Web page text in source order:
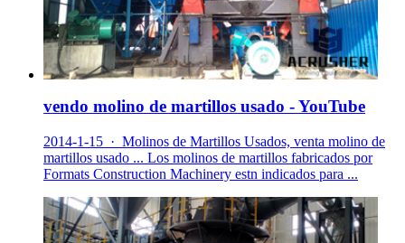
vendo molino de martillos usado - YouTube
2014-1-15 · Molinos de Martillos Usados, venta molino de
martillos usado ... Los molinos de martillos fabricados por
Formats Construction Machinery estn indicados para ...